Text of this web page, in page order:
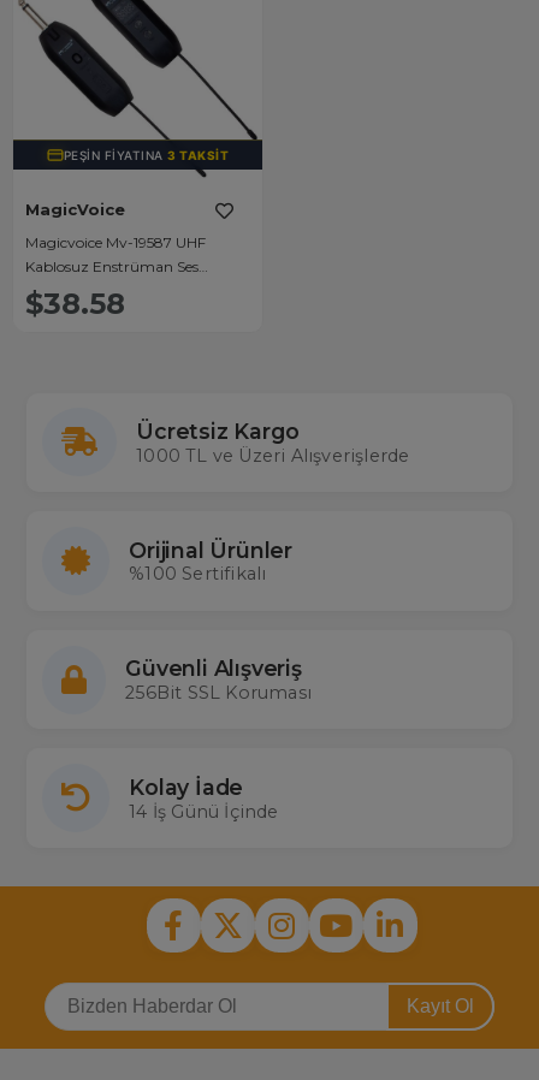
PEŞIN FIYATINA3 TAKSIT
MagicVoice
Magicvoice Mv-19587 UHF
Kablosuz Enstrüman Ses
Aksesuarı
$38.58
Ücretsiz Kargo
1000 TL ve Üzeri Alışverişlerde
Orijinal Ürünler
%100 Sertifikalı
Güvenli Alışveriş
256Bit SSL Koruması
Kolay İade
14 İş Günü İçinde
Kayıt Ol